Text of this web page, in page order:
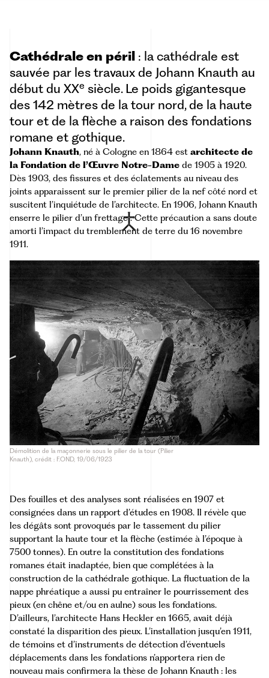
Cathédrale en péril : la cathédrale est
sauvée par les travaux de Johann Knauth au
début du XXe siècle. Le poids gigantesque
des 142 mètres de la tour nord, de la haute
tour et de la flèche a raison des fondations
romane et gothique.
Johann Knauth, né à Cologne en 1864 est architecte de
la Fondation de l’Œuvre Notre-Dame de 1905 à 1920.
Dès 1903, des fissures et des éclatements au niveau des
joints apparaissent sur le premier pilier de la nef côté nord et
suscitent l’inquiétude de l’architecte. En 1906, Johann Knauth
enserre le pilier d’un frettage . Cette précaution a sans doute
amorti l’impact du tremblement de terre du 16 novembre
1911.
Démolition de la maçonnerie sous le pilier de la tour (Pilier
Knauth), crédit : F.OND, 19/06/1923
Des fouilles et des analyses sont réalisées en 1907 et
consignées dans un rapport d’études en 1908. Il révèle que
les dégâts sont provoqués par le tassement du pilier
supportant la haute tour et la flèche (estimée à l’époque à
7500 tonnes). En outre la constitution des fondations
romanes était inadaptée, bien que complétées à la
construction de la cathédrale gothique. La fluctuation de la
nappe phréatique a aussi pu entraîner le pourrissement des
pieux (en chêne et/ou en aulne) sous les fondations.
D’ailleurs, l’architecte Hans Heckler en 1665, avait déjà
constaté la disparition des pieux. L’installation jusqu’en 1911,
de témoins et d’instruments de détection d’éventuels
déplacements dans les fondations n’apportera rien de
nouveau mais confirmera la thèse de Johann Knauth : les